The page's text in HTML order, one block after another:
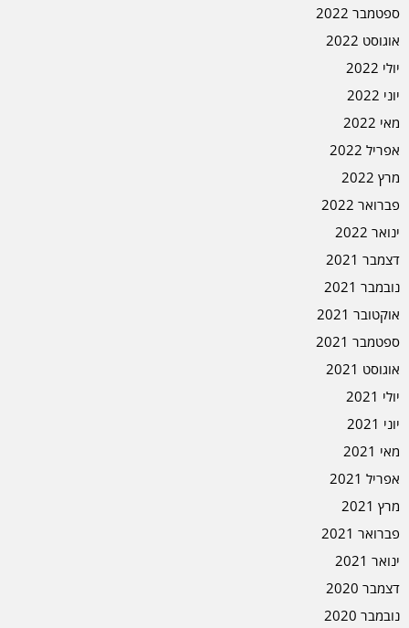
ספטמבר 2022
אוגוסט 2022
יולי 2022
יוני 2022
מאי 2022
אפריל 2022
מרץ 2022
פברואר 2022
ינואר 2022
דצמבר 2021
נובמבר 2021
אוקטובר 2021
ספטמבר 2021
אוגוסט 2021
יולי 2021
יוני 2021
מאי 2021
אפריל 2021
מרץ 2021
פברואר 2021
ינואר 2021
דצמבר 2020
נובמבר 2020